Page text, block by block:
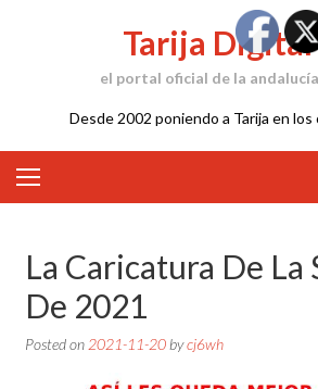
Tarija Digital
el portal oficial de la
Desde 2002 poniendo a Tarija en los
La Caricatura De La
De 2021
Posted on 2021-11-20bycj6wh